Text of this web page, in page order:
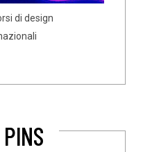
di design